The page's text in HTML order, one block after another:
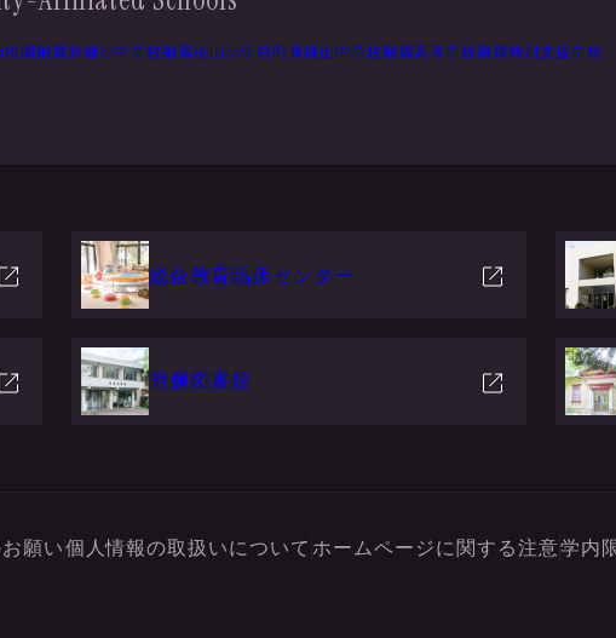
稚園 附属京都小中学校附属桃山小学校附属桃山中学校附属高等学校附属特別支援学校
総合教育臨床センター
附属図書館
願い個人情報の取扱いについて ホームページに関する注意学内